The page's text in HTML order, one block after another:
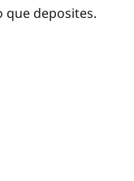
que deposites.